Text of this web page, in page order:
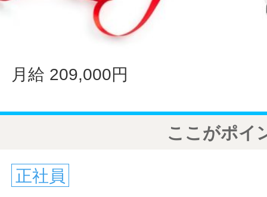
月給 209,000円
ここがポイ
正社員